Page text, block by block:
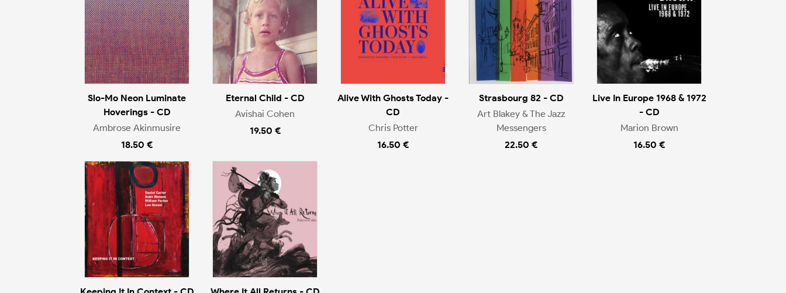
Slo-Mo Neon Luminate
Hoverings - CD
Ambrose Akinmusire
18.50 €
Eternal Child - CD
Avishai Cohen
19.50 €
Alive With Ghosts Today -
CD
Chris Potter
16.50 €
Strasbourg 82 - CD
Art Blakey & The Jazz
Messengers
22.50 €
Live In Europe 1968 & 1972
- CD
Marion Brown
16.50 €